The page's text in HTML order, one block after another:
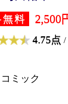
料 2,500
4.75点 /
ミック